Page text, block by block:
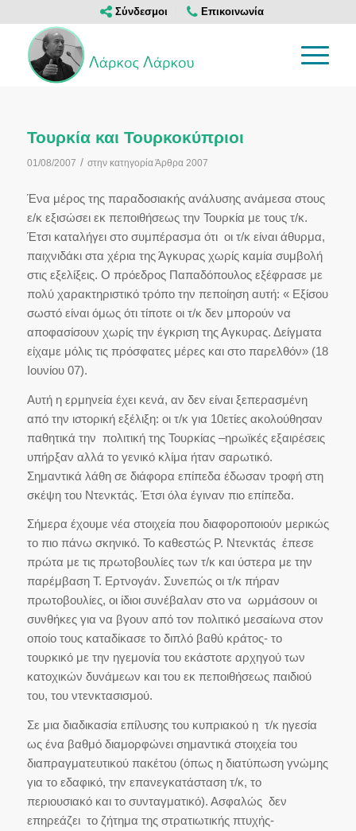
Σύνδεσμοι Επικοινωνία
Τουρκία και Τουρκοκύπριοι
01/08/2007 / στην κατηγορίαΆρθρα 2007
Ένα μέρος της παραδοσιακής ανάλυσης ανάμεσα στους
ε/κ εξισώσει εκ πεποιθήσεως την Τουρκία με τους τ/κ.
Έτσι καταλήγει στο συμπέρασμα ότι οι τ/κ είναι άθυρμα,
παιχνιδάκι στα χέρια της Άγκυρας χωρίς καμία συμβολή
στις εξελίξεις. Ο πρόεδρος Παπαδόπουλος εξέφρασε με
πολύ χαρακτηριστικό τρόπο την πεποίηση αυτή: « Εξίσου
σωστό είναι όμως ότι τίποτε οι τ/κ δεν μπορούν να
αποφασίσουν χωρίς την έγκριση της Αγκυρας. Δείγματα
είχαμε μόλις τις πρόσφατες μέρες και στο παρελθόν» (18
Ιουνίου 07).
Αυτή η ερμηνεία έχει κενά, αν δεν είναι ξεπερασμένη
από την ιστορική εξέλιξη: οι τ/κ για 10ετίες ακολούθησαν
παθητικά την πολιτική της Τουρκίας –ηρωϊκές εξαιρέσεις
υπήρξαν αλλά το γενικό κλίμα ήταν σαρωτικό.
Σημαντικά λάθη σε διάφορα επίπεδα έδωσαν τροφή στη
σκέψη του Ντενκτάς. Έτσι όλα έγιναν πιο επίπεδα.
Σήμερα έχουμε νέα στοιχεία που διαφοροποιούν μερικώς
το πιο πάνω σκηνικό. Το καθεστώς Ρ. Ντενκτάς έπεσε
πρώτα με τις πρωτοβουλίες των τ/κ και ύστερα με την
παρέμβαση Τ. Ερτνογάν. Συνεπώς οι τ/κ πήραν
πρωτοβουλίες, οι ίδιοι συνέβαλαν στο να ωρμάσουν οι
συνθήκες για να βγουν από τον πολιτικό μεσαίωνα στον
οποίο τους καταδίκασε το διπλό βαθύ κράτος- το
τουρκικό με την ηγεμονία του εκάστοτε αρχηγού των
κατοχικών δυνάμεων και του εκ πεποιθήσεως παιδιού
του, του ντενκτασισμού.
Σε μια διαδικασία επίλυσης του κυπριακού η τ/κ ηγεσία
ως ένα βαθμό διαμορφώνει σημαντικά στοιχεία του
διαπραγματευτικού πακέτου (όπως η διατύπωση γνώμης
για το εδαφικό, την επανεγκατάσταση τ/κ, το
περιουσιακό και το συνταγματικό). Ασφαλώς δεν
επηρεάζει το ζήτημα της στρατιωτικής πτυχής-